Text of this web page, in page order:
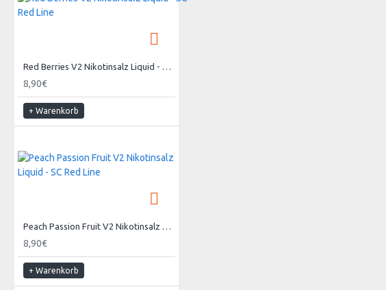
Red Berries V2 Nikotinsalz Liquid - SC Red Line
8,90€
+ Warenkorb
Peach Passion Fruit V2 Nikotinsalz Liquid - SC Red Line
8,90€
+ Warenkorb